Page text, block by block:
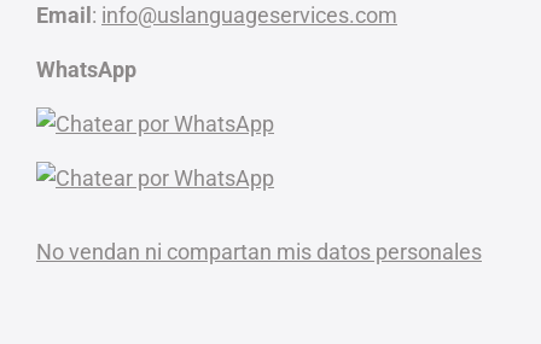
Email: info@uslanguageservices.com
WhatsApp
No vendan ni compartan mis datos personales